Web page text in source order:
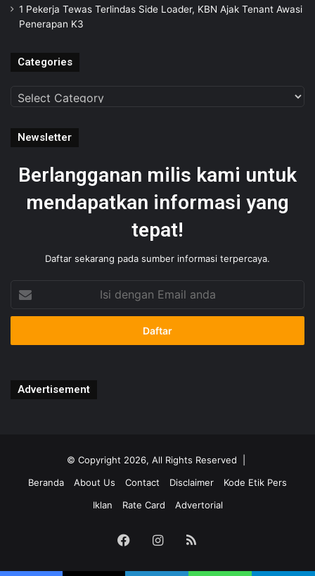
1 Pekerja Tewas Terlindas Side Loader, KBN Ajak Tenant Awasi
Penerapan K3
Categories
Categories
Newsletter
Berlangganan milis kami untuk
mendapatkan informasi yang
tepat!
Daftar sekarang pada sumber informasi terpercaya.
dengan
Email
Advertisement
© Copyright 2026, All Rights Reserved |
Beranda
About Us Contact Disclaimer
Kode Etik Pers
Iklan
Rate Card Advertorial
FacebookInstagram
RSS